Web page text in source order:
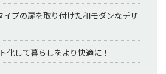
イプの扉を取り付けた和モダンなデザ
化して暮らしをより快適に！